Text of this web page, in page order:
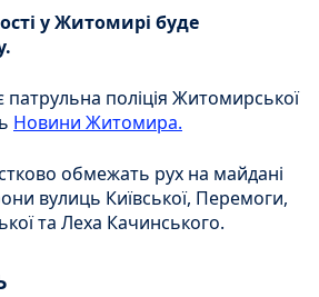
у Житомирі буде
поліція Житомирської
Новини Житомира.
обмежать рух на майдані
вулиць Київської, Перемоги,
та Леха Качинського.